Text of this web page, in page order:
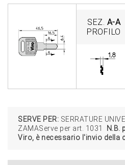
SEZ. A-A
PROFILO
SERVE PER: SERRATURE
ZAMAServe per art. 1031
N.B.
Viro, è necessario l'invio della